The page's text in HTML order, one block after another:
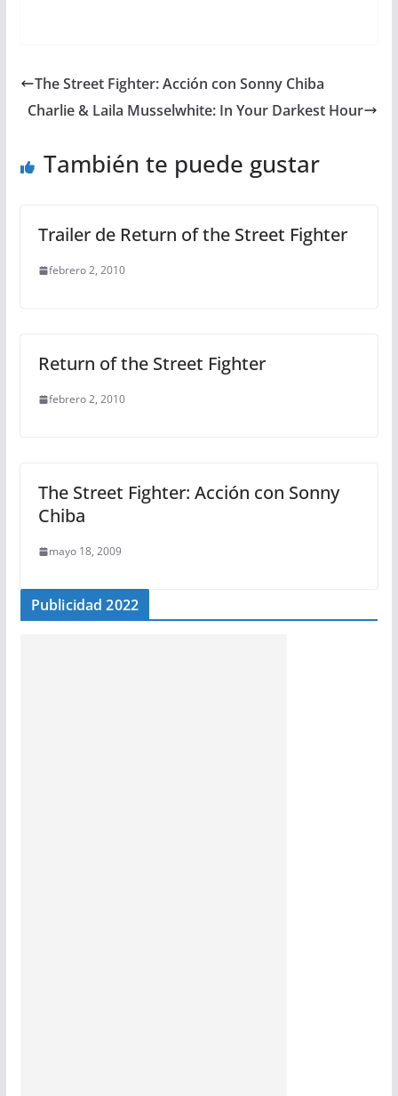
The Street Fighter: Acción con Sonny Chiba
Charlie & Laila Musselwhite: In Your Darkest Hour
También te puede gustar
Trailer de Return of the Street Fighter
febrero 2, 2010
Return of the Street Fighter
febrero 2, 2010
The Street Fighter: Acción con Sonny
Chiba
mayo 18, 2009
Publicidad 2022